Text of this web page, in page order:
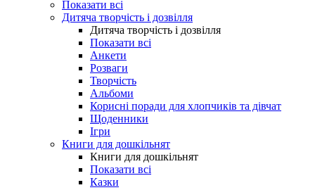
Показати всі
Дитяча творчість і дозвілля
Дитяча творчість і дозвілля
Показати всі
Анкети
Розваги
Творчість
Альбоми
Корисні поради для хлопчиків та дівчат
Щоденники
Ігри
Книги для дошкільнят
Книги для дошкільнят
Показати всі
Казки